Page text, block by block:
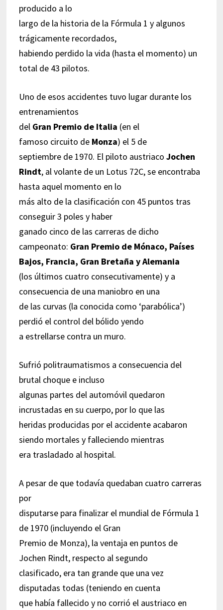
producido a lo
largo de la historia de la Fórmula 1 y algunos
trágicamente recordados,
habiendo perdido la vida (hasta el momento) un
total de 43 pilotos.
Uno de esos accidentes tuvo lugar durante los
entrenamientos
del Gran Premio de Italia (en el
famoso circuito de Monza) el 5 de
septiembre de 1970. El piloto austriaco Jochen
Rindt, al volante de un Lotus 72C, se encontraba
hasta aquel momento en lo
más alto de la clasificación con 45 puntos tras
conseguir 3 poles y haber
ganado cinco de las carreras de dicho
campeonato: Gran Premio de Mónaco, Países
Bajos, Francia, Gran Bretaña y Alemania
(los últimos cuatro consecutivamente) y a
consecuencia de una maniobro en una
de las curvas (la conocida como ‘parabólica’)
perdió el control del bólido yendo
a estrellarse contra un muro.
Sufrió politraumatismos a consecuencia del
brutal choque e incluso
algunas partes del automóvil quedaron
incrustadas en su cuerpo, por lo que las
heridas producidas por el accidente acabaron
siendo mortales y falleciendo mientras
era trasladado al hospital.
A pesar de que todavía quedaban cuatro carreras
por
disputarse para finalizar el mundial de Fórmula 1
de 1970 (incluyendo el Gran
Premio de Monza), la ventaja en puntos de
Jochen Rindt, respecto al segundo
clasificado, era tan grande que una vez
disputadas todas (teniendo en cuenta
que había fallecido y no corrió el austriaco en